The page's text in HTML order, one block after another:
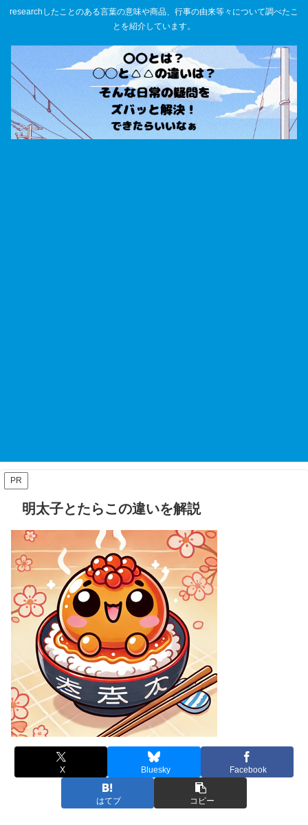
researchしたことのある言葉の意味や商品、行事の由来等々について調べたこ
とを紹介しています。
PR
明太子とたらこの違いを解説
X Bluesky Facebook
はてブ コピー